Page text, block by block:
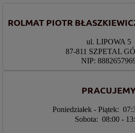
ROLMAT PIOTR
ul. LIPOWA 5
87-811 SZPETAL
NIP:
Poniedziałek - Piątek:
Sobota: 08:00 -